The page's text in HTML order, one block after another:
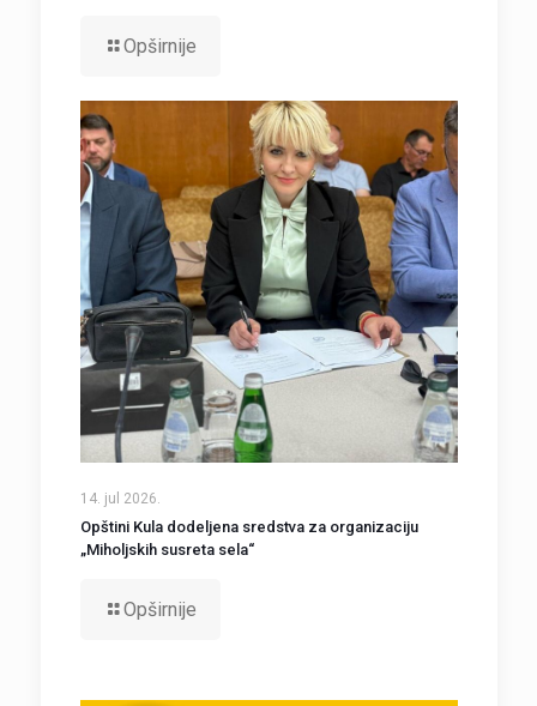
Opširnije
14. jul 2026.
Opštini Kula dodeljena sredstva za organizaciju
„Miholjskih susreta sela“
Opširnije